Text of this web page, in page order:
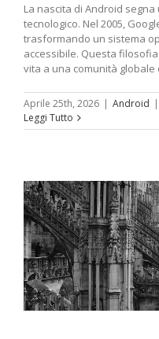
La nascita di Android
tecnologico. Nel 2005,
trasformando un sistema
accessibile. Questa
vita a una comunità
Aprile 25th, 2026 | Android |
Leggi Tutto